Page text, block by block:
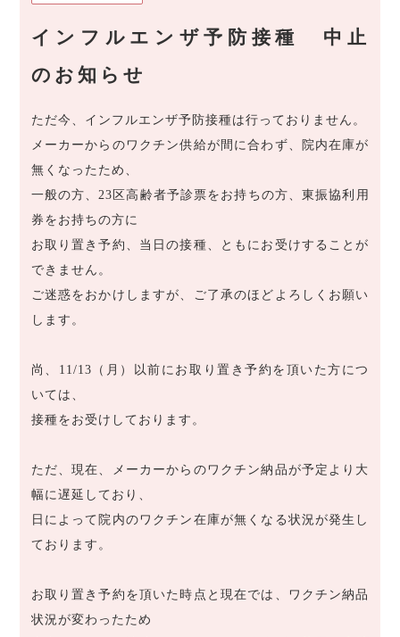
インフルエンザ予防接種 中止
のお知らせ
ただ今、インフルエンザ予防接種は行っておりません。
メーカーからのワクチン供給が間に合わず、院内在庫が
無くなったため、
一般の方、23区高齢者予診票をお持ちの方、東振協利用
券をお持ちの方に
お取り置き予約、当日の接種、ともにお受けすることが
できません。
ご迷惑をおかけしますが、ご了承のほどよろしくお願い
します。
尚、11/13（月）以前にお取り置き予約を頂いた方につ
いては、
接種をお受けしております。
ただ、現在、メーカーからのワクチン納品が予定より大
幅に遅延しており、
日によって院内のワクチン在庫が無くなる状況が発生し
ております。
お取り置き予約を頂いた時点と現在では、ワクチン納品
状況が変わったため